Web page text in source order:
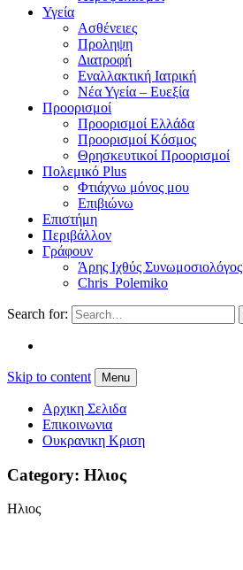
Υγεία
Ασθένειες
Προληψη
Διατροφή
Εναλλακτική Ιατρική
Νέα Υγεία – Ευεξία
Προορισμοί
Προορισμοί Ελλάδα
Προορισμοί Κόσμος
Θρησκευτικοί Προορισμοί
Πολεμικό Plus
Φτιάχνω μόνος μου
Επιβιώνω
Επιστήμη
Περιβάλλον
Γράφουν
Άρης Ιχθύς Συνωμοσιολόγος
Chris_Polemiko
Search for:
Skip to content Menu
Αρχικη Σελιδα
Επικοινωνια
Ουκρανικη Κριση
Category: Ηλιος
Ηλιος